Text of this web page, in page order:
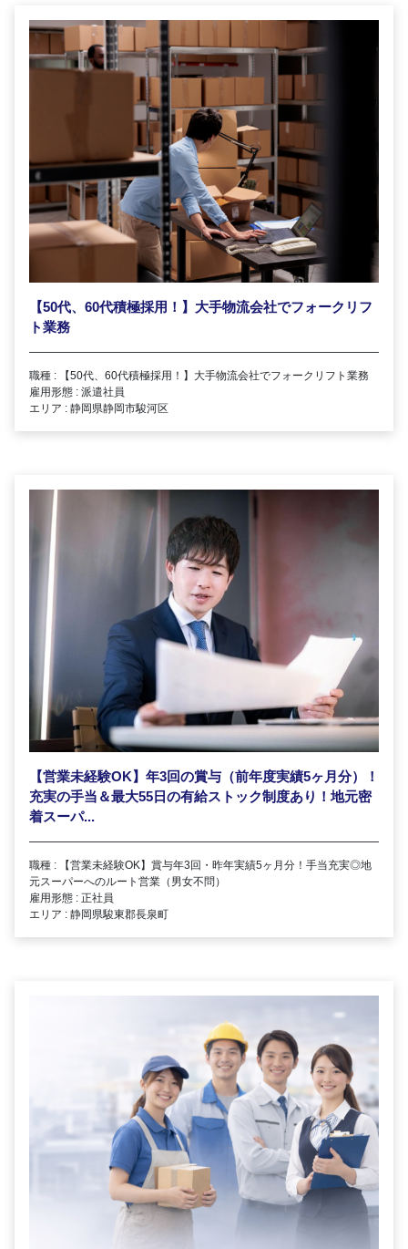
【50代、60代積極採用！】大手物流会社でフォークリフ
ト業務
職種 : 【50代、60代積極採用！】大手物流会社でフォークリフト業務
雇用形態 : 派遣社員
エリア : 静岡県静岡市駿河区
【営業未経験OK】年3回の賞与（前年度実績5ヶ月分）！
充実の手当＆最大55日の有給ストック制度あり！地元密
着スーパ...
職種 : 【営業未経験OK】賞与年3回・昨年実績5ヶ月分！手当充実◎地
元スーパーへのルート営業（男女不問）
雇用形態 : 正社員
エリア : 静岡県駿東郡長泉町